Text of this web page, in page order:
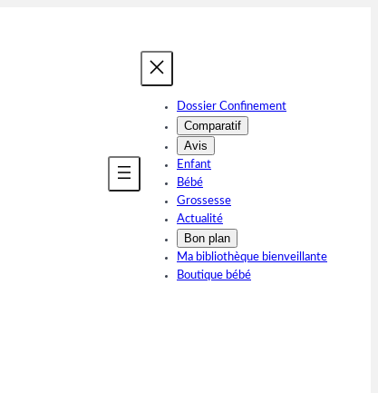
Dossier Confinement
Comparatif
Avis
Enfant
Bébé
Grossesse
Actualité
Bon plan
Ma bibliothèque bienveillante
Boutique bébé